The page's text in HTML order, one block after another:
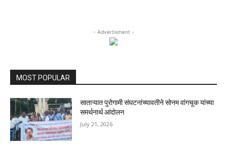
- Advertisment -
MOST POPULAR
साताऱ्यात पुरोगामी संघटनांच्यावतीने सोनम वांगचूक यांच्या
समर्थनार्थ आंदोलन
July 21, 2026